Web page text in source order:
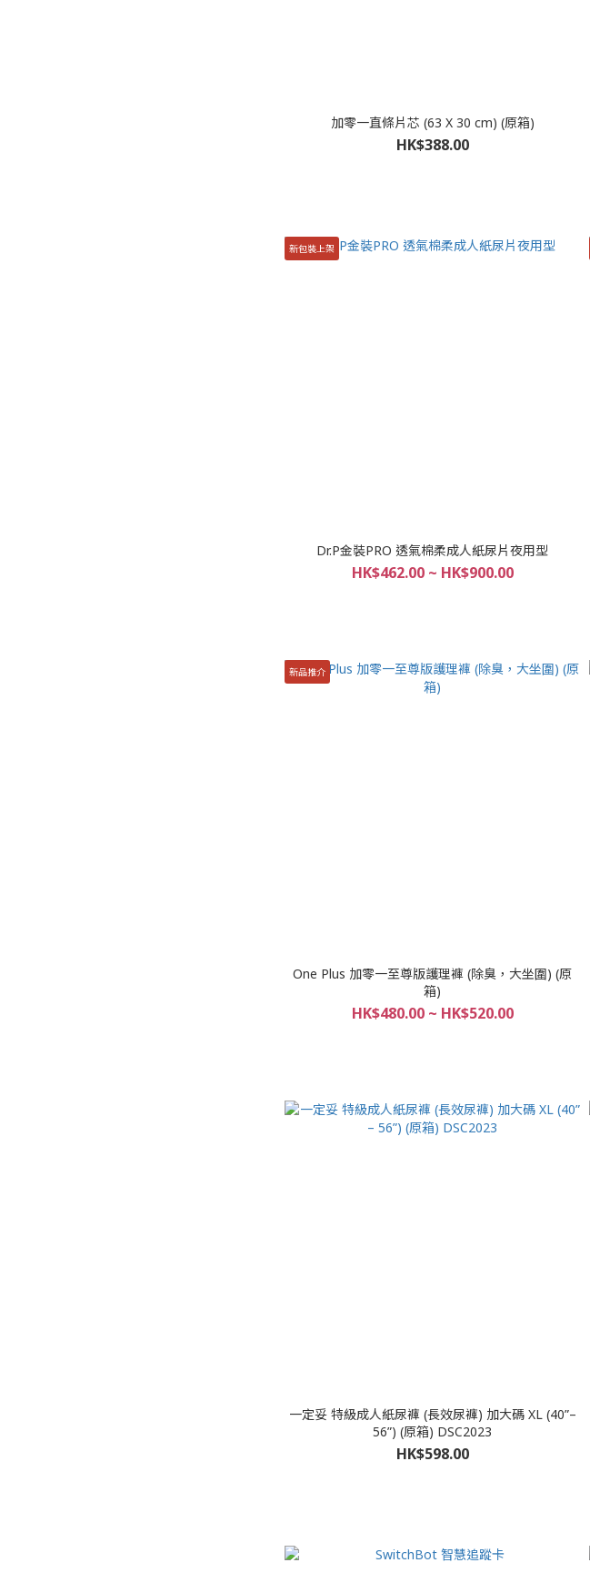
加零一直條片芯 (63 X 30 cm) (原箱)
HK$388.00
新包裝上架
Dr.P金裝PRO 透氣棉柔成人紙尿片夜用型
HK$462.00 ~ HK$900.00
新品推介
One Plus 加零一至尊版護理褲 (除臭，大坐圍) (原
箱)
HK$480.00 ~ HK$520.00
一定妥 特級成人紙尿褲 (長效尿褲) 加大碼 XL (40”–
56”) (原箱) DSC2023
HK$598.00